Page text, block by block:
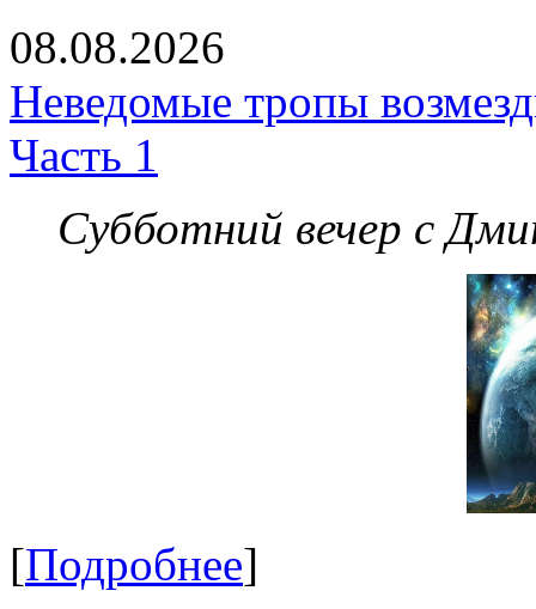
08.08.2026
Неведомые тропы
Часть 1
Субботний вечер с
[Подробнее]